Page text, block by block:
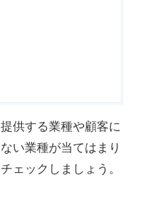
供する業種や顧客に
い業種が当てはまり
ェックしましょう。